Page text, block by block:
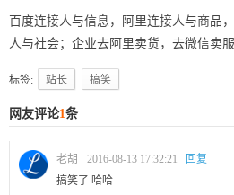
百度连接人与信息，阿里连接人与商品
人与社会；企业去阿里卖货，去微信卖
标签: 站长 搞笑
网友评论1条
老胡 2016-08-13 17:32:21
回复
搞笑了 哈哈